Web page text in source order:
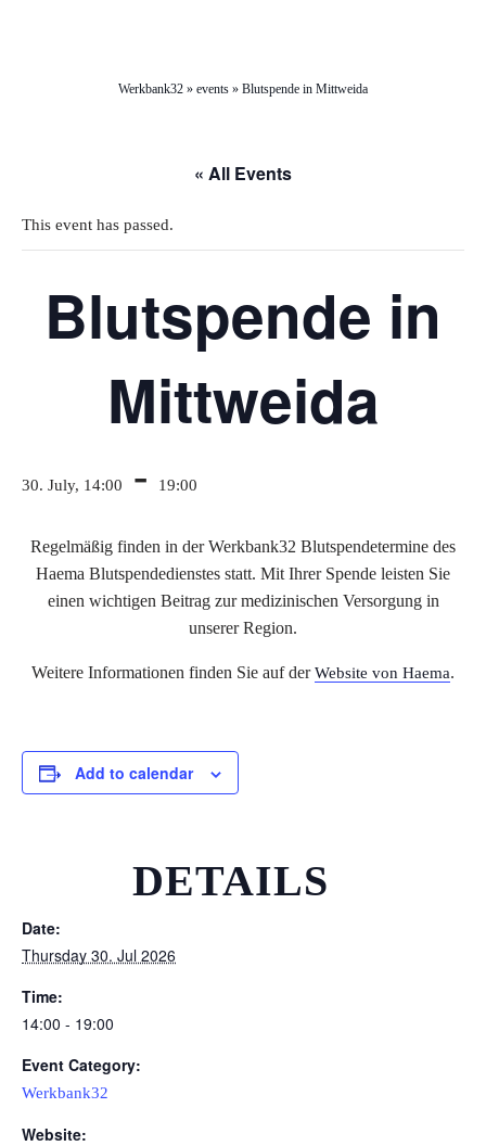
Werkbank32 » events » Blutspende in Mittweida
« All Events
This event has passed.
Blutspende in
Mittweida
30. July, 14:00 - 19:00
Regelmäßig finden in der Werkbank32 Blutspendetermine des
Haema Blutspendedienstes statt. Mit Ihrer Spende leisten Sie
einen wichtigen Beitrag zur medizinischen Versorgung in
unserer Region.
Weitere Informationen finden Sie auf derWebsite von Haema.
Add to calendar
DETAILS
Date:
Thursday 30. Jul 2026
Time:
14:00 - 19:00
Event Category:
Werkbank32
Website: